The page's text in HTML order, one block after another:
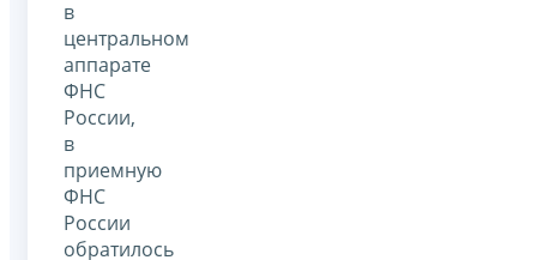
в
центральном
аппарате
ФНС
России,
в
приемную
ФНС
России
обратилось